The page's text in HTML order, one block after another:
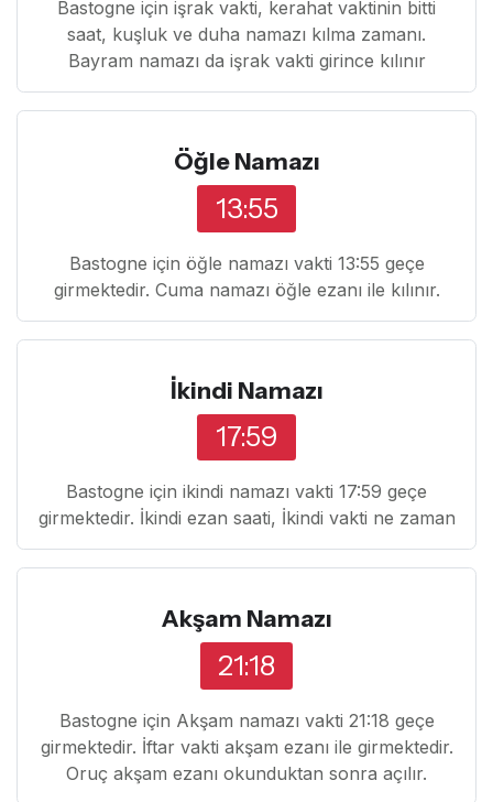
Bastogne için işrak vakti, kerahat vaktinin bitti
saat, kuşluk ve duha namazı kılma zamanı.
Bayram namazı da işrak vakti girince kılınır
Öğle Namazı
13:55
Bastogne için öğle namazı vakti 13:55 geçe
girmektedir. Cuma namazı öğle ezanı ile kılınır.
İkindi Namazı
17:59
Bastogne için ikindi namazı vakti 17:59 geçe
girmektedir. İkindi ezan saati, İkindi vakti ne zaman
Akşam Namazı
21:18
Bastogne için Akşam namazı vakti 21:18 geçe
girmektedir. İftar vakti akşam ezanı ile girmektedir.
Oruç akşam ezanı okunduktan sonra açılır.